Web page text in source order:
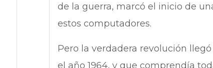
de la guerra, marcó el inicio de
estos computadores.
Pero la verdadera revolución
el año 1964, y que comprendía